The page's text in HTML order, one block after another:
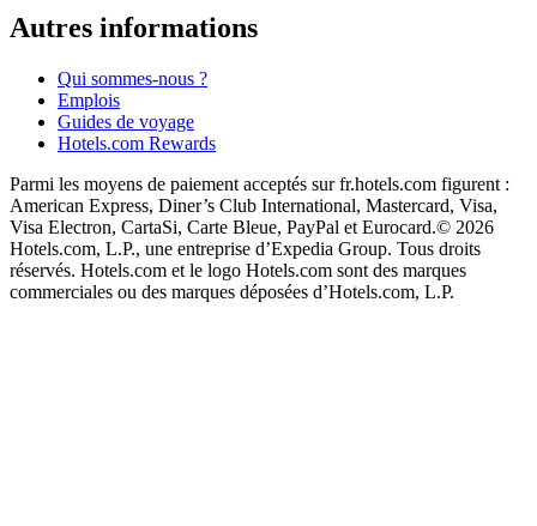
Autres informations
Qui sommes-nous ?
Emplois
Guides de voyage
Hotels.com Rewards
Parmi les moyens de paiement acceptés sur fr.hotels.com figurent :
American Express, Diner’s Club International, Mastercard, Visa,
Visa Electron, CartaSi, Carte Bleue, PayPal et Eurocard.© 2026
Hotels.com, L.P., une entreprise d’Expedia Group. Tous droits
réservés. Hotels.com et le logo Hotels.com sont des marques
commerciales ou des marques déposées d’Hotels.com, L.P.